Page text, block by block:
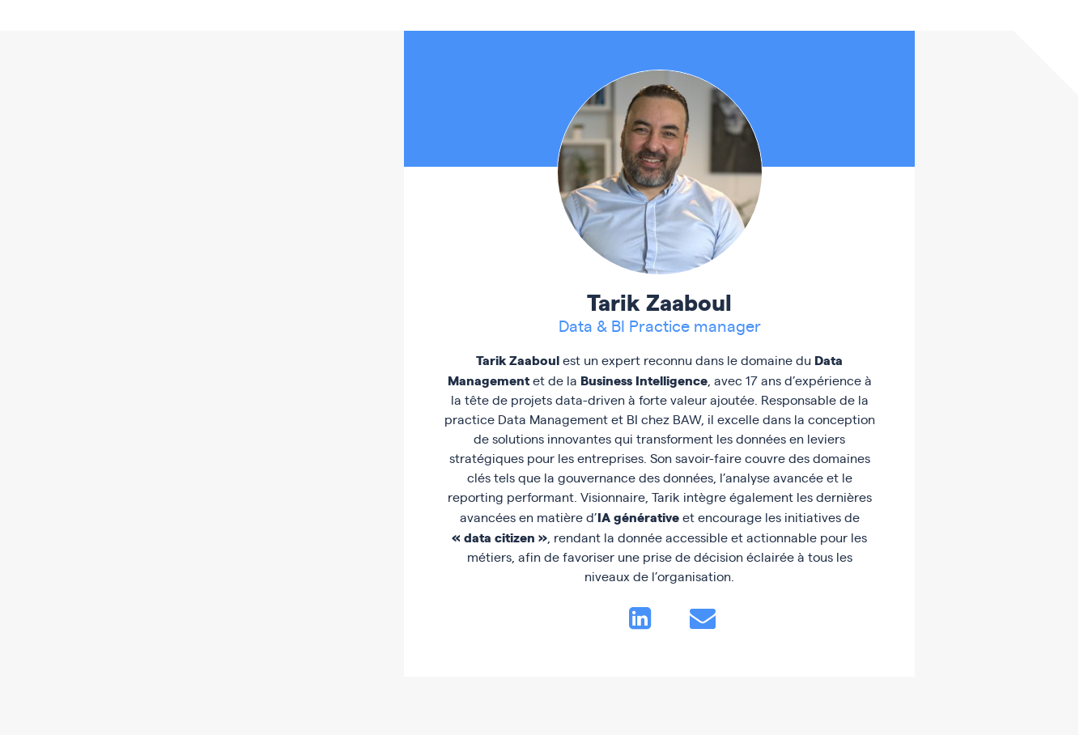
Tarik Zaaboul
Data & BI Practice manager
Tarik Zaaboulest un expert reconnu dans le domaine du Data
Managementet de la Business Intelligence, avec 17 ans d’expérience à
la tête de projets data-driven à forte valeur ajoutée. Responsable de la
practice Data Management et BI chez BAW, il excelle dans la conception
de solutions innovantes qui transforment les données en leviers
stratégiques pour les entreprises. Son savoir-faire couvre des domaines
clés tels que la gouvernance des données, l’analyse avancée et le
reporting performant. Visionnaire, Tarik intègre également les dernières
avancées en matière d’IA générativeet encourage les initiatives de
« data citizen » , rendant la donnée accessible et actionnable pour les
métiers, afin de favoriser une prise de décision éclairée à tous les
niveaux de l’organisation.